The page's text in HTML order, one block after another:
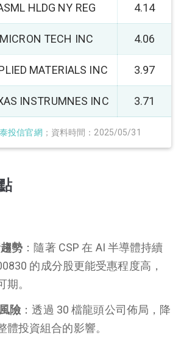
投信官網 ；資料時間：2025/05/31
HLDG NY REG 4.14
MICRON TECH INC 4.06
MATERIALS INC 3.97
INSTRUMNES INC 3.71
勢 ：隨著 CSP 在 AI 半導體持續
的成分股更能受惠程度高，
。
險 ：透過 30 檔龍頭公司佈局，降
體投資組合的影響。